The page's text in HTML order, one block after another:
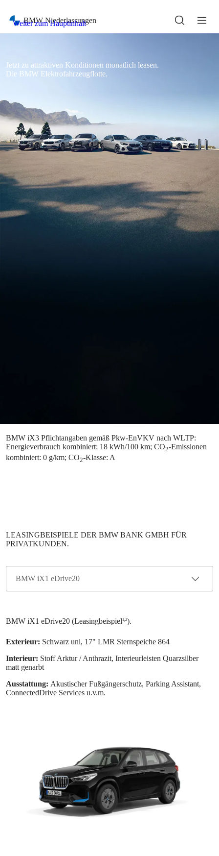
BMW iX3 Pflichtangaben gemäß Pkw-EnVKV nach WLTP:
Energieverbrauch kombiniert: 18 kWh/100 km; CO2-Emissionen
kombiniert: 0 g/km; CO2-Klasse: A
Exterieur: Schwarz uni, 17" LMR Sternspeiche 864
Interieur: Stoff Arktur / Anthrazit, Interieurleisten Quarzsilber
matt genarbt
Ausstattung: Akustischer Fußgängerschutz, Parking Assistant,
ConnectedDrive Services u.v.m.